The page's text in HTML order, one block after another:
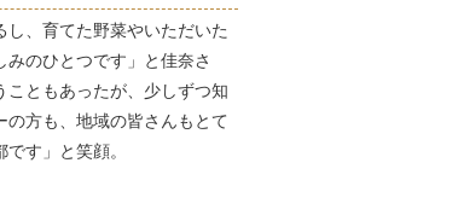
し、育てた野菜やいただいた
のひとつです」と佳奈さ
こともあったが、少しずつ知
の方も、地域の皆さんもとて
す」と笑顔。